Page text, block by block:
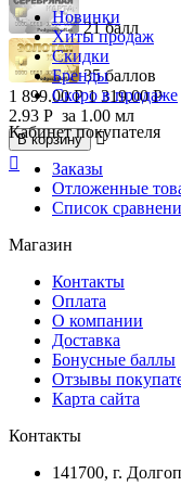
21 балл
35 баллов
1 899.00 Р 1 319.00 Р
2.93 Р за 1.00 мл
В корзину


Новинки
Хиты продаж
Скидки
Бренды
Скоро в продаже
Кабинет покупателя
Заказы
Отложенные
Список
Магазин
Контакты
Оплата
О компании
Доставка
Бонусные баллы
Отзывы
Карта сайта
Контакты
141700, г.